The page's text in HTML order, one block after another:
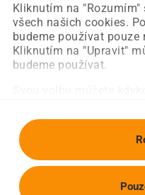
Kliknutím na
všech našich cookies.
budeme používat pouze
Kliknutím na "Upravit"
budeme používat.
Obnovit stránku